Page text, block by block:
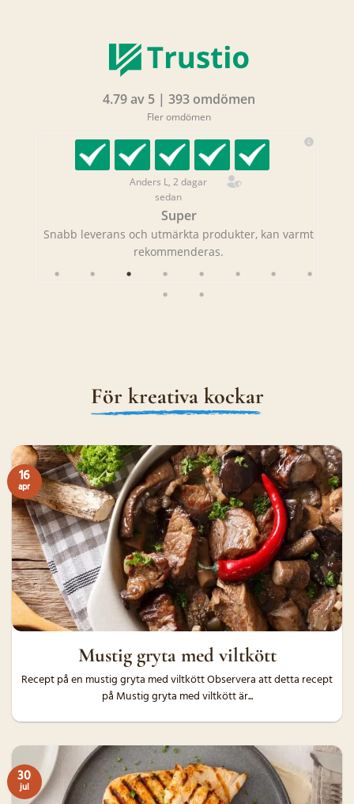
4.79 av 5 | 393 omdömen
Fler omdömen
Anders L, 2 dagar
sedan
Super
Snabb leverans och utmärkta produkter, kan varmt
rekommenderas.
För kreativa kockar
Mustig gryta med viltkött
Recept på en mustig gryta med viltkött Observera att detta recept
på Mustig gryta med viltkött är...
16
apr
30
jul